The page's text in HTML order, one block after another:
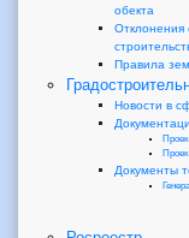
обекта
Отклонения
Правила
Новости в
Документы